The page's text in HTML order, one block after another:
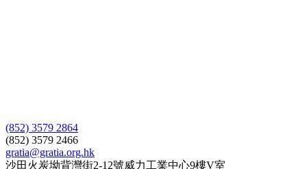
(852) 3579 2864
(852) 3579 2466
gratia@gratia.org.hk
沙田火炭坳背灣街2-12號威力工業中心9樓V室